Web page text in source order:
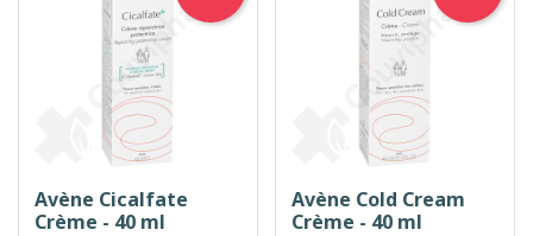
Avène Cicalfate
Crème - 40 ml
Avène Cold Cream
Crème - 40 ml